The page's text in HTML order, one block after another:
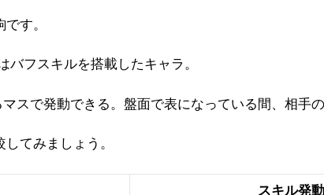
す。
フスキルを搭載したキャラ。
スで発動できる。盤面で表になっている間、相手
てみましょう。
スキル発